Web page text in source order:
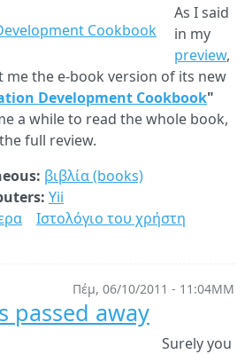
As I said
in my
preview,
me the e-book version of its new
Development Cookbook"
a while to read the whole book,
full review.
βιβλία (books)
Yii
για
Application
Ιστολόγιο του χρήστη
Πέμ, 06/10/2011 - 11:04ΜΜ
passed away
Surely you